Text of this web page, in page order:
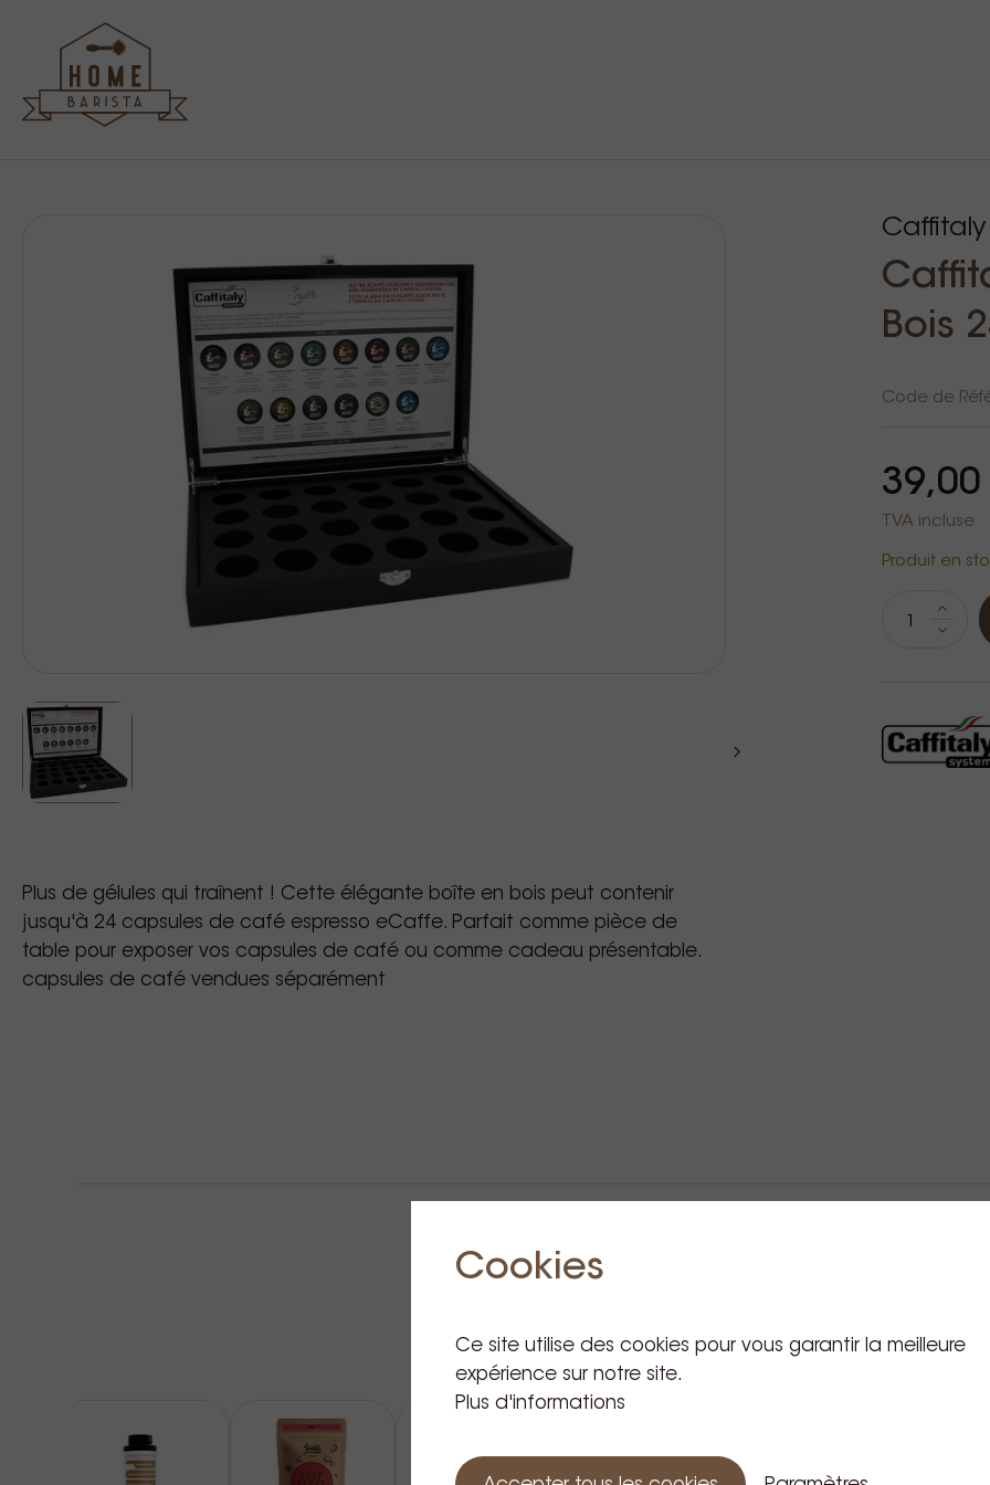
Plus de gélules qui traînent ! Cette élégante boîte en bois peut contenir
jusqu'à 24 capsules de café espresso eCaffe. Parfait comme pièce de
table pour exposer vos capsules de café ou comme cadeau présentable.
capsules de café vendues séparément
Caffitaly
Bois
Code de
39,00
TVA incluse
Produit en
Cookies
Ce site utilise des cookies pour vous garantir la meilleure
expérience sur notre site.
Plus d'informations